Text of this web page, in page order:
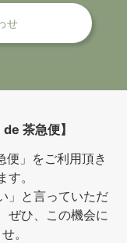
せ
茶急便】
便」をご利用頂き
。
」と言っていただ
ぜひ、この機会に
。